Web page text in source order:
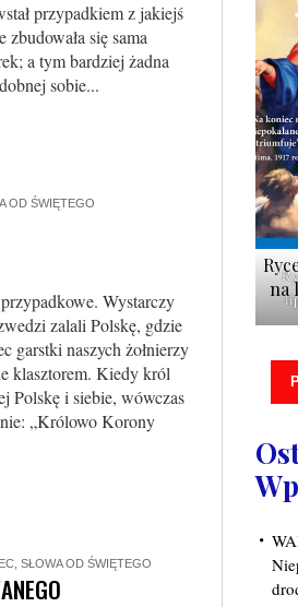
przypadkiem z jakiejś
się sama
a tym bardziej żadna
sobie...
OD ŚWIĘTEGO
Wystarczy
zalali Polskę, gdzie
garstki naszych żołnierzy
klasztorem. Kiedy król
Polskę i siebie, wówczas
„Królowo Korony
, SŁOWA OD ŚWIĘTEGO
na